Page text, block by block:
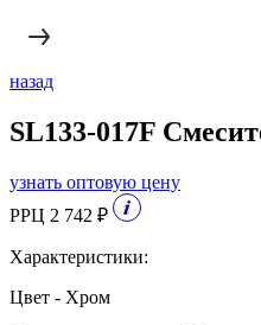
назад
SL133-017F
узнать оптовую цену
РРЦ 2 742 ₽
Характеристики:
Цвет - Хром